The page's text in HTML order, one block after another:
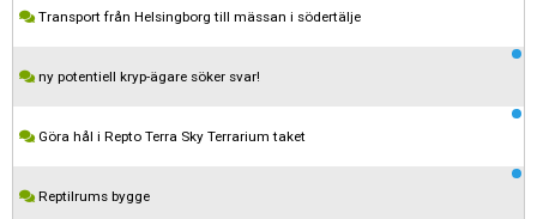
Transport från Helsingborg till mässan i södertälje
ny potentiell kryp-ägare söker svar!
Göra hål i Repto Terra Sky Terrarium taket
Reptilrums bygge